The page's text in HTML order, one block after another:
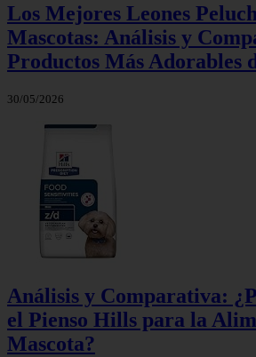
Los Mejores Leones
Mascotas: Análisis y
Productos Más Adorables
30/05/2026
Análisis y Comparativa:
el Pienso Hills para la
Mascota?